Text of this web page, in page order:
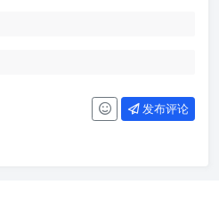
发布评论